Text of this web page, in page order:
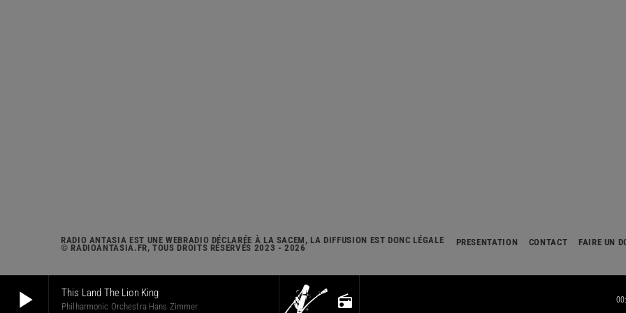
play_arrow This Land The Lion King
Philharmonic Orchestra Hans Zimmer radio
RADIO ANTASIA EST UNE WEBRADIO DÉCLARÉE À LA SACEM, LA DIFFUSION EST DONC LÉGALE
© RADIOANTASIA.FR, TOUS DROITS RÉSERVÉS 2023 - 2026
PRÉSENTATION CONTACT FAIRE UN